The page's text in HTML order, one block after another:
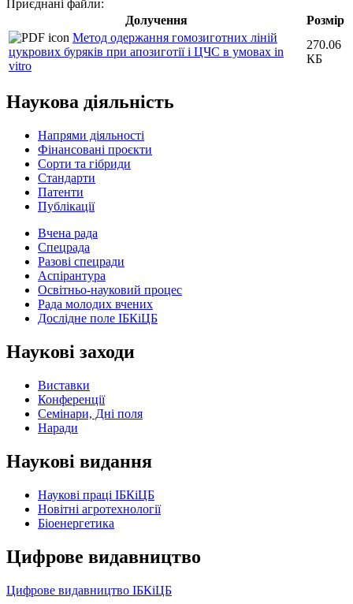
Приєднані файли:
Долучення
Розмір
Метод одержання гомозиготних ліній
цукрових буряків при апозиготії і ЦЧС в умовах in
vitro
270.06
КБ
Наукова діяльність
Напрями діяльності
Фінансовані проєкти
Сорти та гібриди
Стандарти
Патенти
Публікації
Вчена рада
Спецрада
Разові спецради
Аспірантура
Освітньо-науковий процес
Рада молодих вчених
Дослідне поле ІБКіЦБ
Наукові заходи
Виставки
Конференції
Семінари, Дні поля
Наради
Наукові видання
Наукові праці ІБКіЦБ
Новітні агротехнології
Бiоенергетика
Цифрове видавництво
Цифрове видавництво ІБКіЦБ